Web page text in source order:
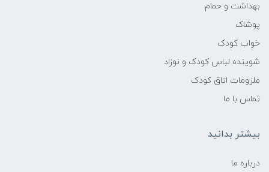
بهداشت و حمام
پوشاک
خواب کودک
شوینده لباس کودک و نوزاد
ملزومات اتاق کودک
تماس با ما
بیشتر بدانید
درباره ما